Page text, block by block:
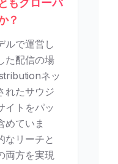
？
ルで運営し
た配信の場
ネッ
れたサウジ
イトをパッ
めていま
なリーチと
両方を実現